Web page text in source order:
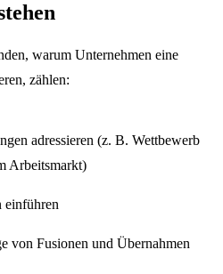
warum Unternehmen eine
zählen:
adressieren (z. B. Wettbewerb
Arbeitsmarkt)
einführen
von Fusionen und Übernahmen